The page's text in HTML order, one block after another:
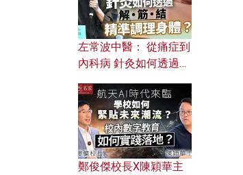
左常波中醫： 從痛症到
內科病 針灸如何透過解
鄭俊傑校長X陳穎華主